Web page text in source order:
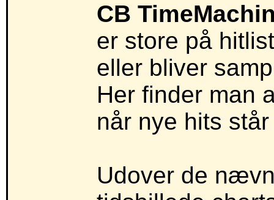
CB
er store på
eller bliver
Her finder man
når nye hits
Udover de